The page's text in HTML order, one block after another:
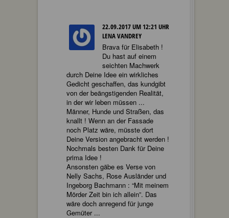
22.09.2017 UM 12:21 UHR
LENA VANDREY
Brava für Elisabeth !
Du hast auf einem
seichten Machwerk
durch Deine Idee ein wirkliches
Gedicht geschaffen, das kundgibt
von der beängstigenden Realität,
in der wir leben müssen ...
Männer, Hunde und Straßen, das
knallt ! Wenn an der Fassade
noch Platz wäre, müsste dort
Deine Version angebracht werden !
Nochmals besten Dank für Deine
prima Idee !
Ansonsten gäbe es Verse von
Nelly Sachs, Rose Ausländer und
Ingeborg Bachmann : “Mit meinem
Mörder Zeit bin ich allein”. Das
wäre doch anregend für junge
Gemüter ...